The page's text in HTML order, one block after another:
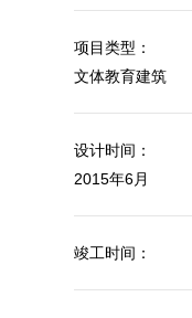
项目类型：
文体教育建筑
设计时间：
2015年6月
竣工时间：